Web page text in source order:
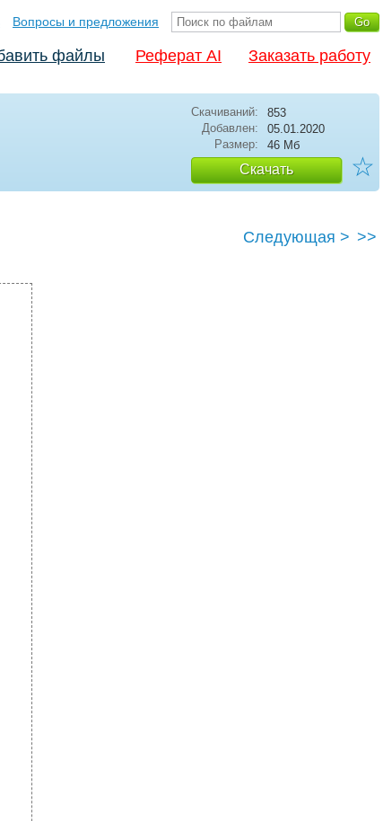
Вопросы и предложения
файлы Реферат AI Заказать работу
Скачиваний:
853
Добавлен:
05.01.2020
Размер:
46 Мб
Скачать ☆
Следующая > >>